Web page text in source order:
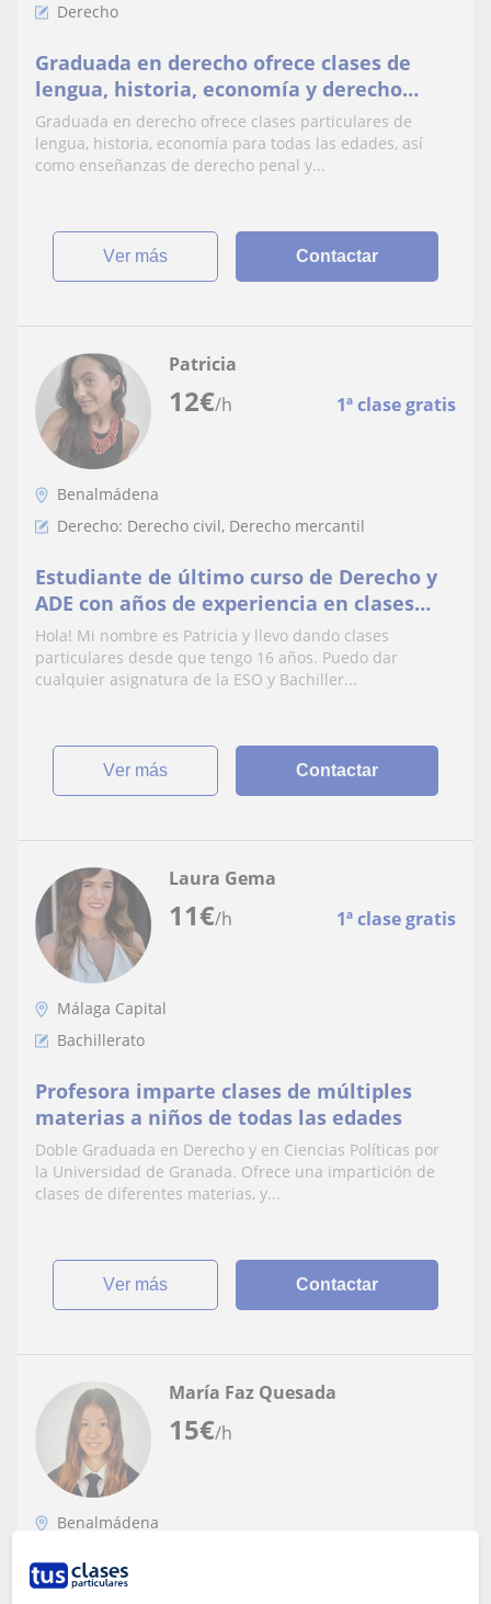
Derecho
Graduada en derecho ofrece clases de
lengua, historia, economía y derecho
(penal y administrativo) para todas las
edades
Graduada en derecho ofrece clases particulares de
lengua, historia, economía para todas las edades, así
como enseñanzas de derecho penal y...
ver más Contactar
12€/h 1ª clase gratis
Patricia
Benalmádena
Derecho: Derecho civil, Derecho mercantil
Estudiante de último curso de Derecho y
ADE con años de experiencia en clases
particulares de Matemáticas, Inglés y
Derecho.
Hola! Mi nombre es Patricia y llevo dando clases
particulares desde que tengo 16 años. Puedo dar
cualquier asignatura de la ESO y Bachiller...
ver más Contactar
11€/h 1ª clase gratis
Laura Gema
Málaga Capital
Bachillerato
Profesora imparte clases de múltiples
materias a niños de todas las edades
Doble Graduada en Derecho y en Ciencias Políticas por
la Universidad de Granada. Ofrece una impartición de
clases de diferentes materias, y...
ver más Contactar
15€/h
María Faz Quesada
Benalmádena